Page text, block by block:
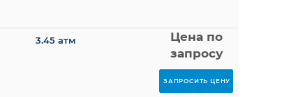
3.45 атм
Цена по
запросу
ЗАПРОСИТЬ ЦЕНУ